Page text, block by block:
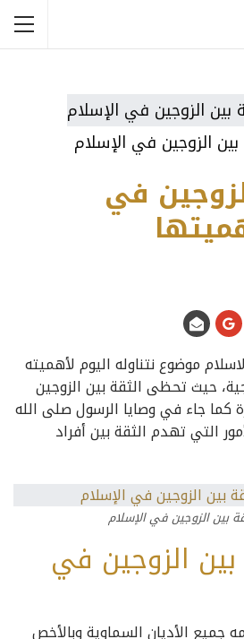
الزوجين في الإسلام
في
موضوع نتناوله اليوم لأهميته
حيث تحظى الثقة بين الزوجين
كما جاء في وصايا الرسول صلى الله
التي تهدم الثقة بين أفراد
بين الزوجين في الإسلام
الزوجين في
جميع الأديان السماوية وبالأخص